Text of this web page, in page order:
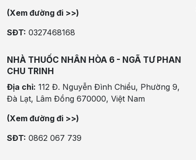
(Xem đường đi >>)
SĐT: 0327468168
NHÀ THUỐC NHÂN HÒA 6 - NGÃ TƯ PHAN
CHU TRINH
Địa chỉ: 112 Đ. Nguyễn Đình Chiểu, Phường 9,
Đà Lạt, Lâm Đồng 670000, Việt Nam
(Xem đường đi >>)
SĐT: 0862 067 739